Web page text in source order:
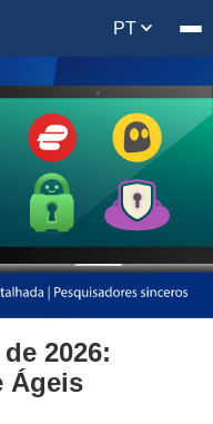
PT
2026:
Ágeis